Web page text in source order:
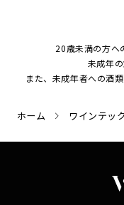
20歳未満の方へ
未成年
また、未成年者への酒
ホーム ワインテッ